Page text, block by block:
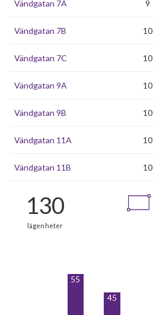
Vändgatan 7A 9
Vändgatan 7B 10
Vändgatan 7C 10
Vändgatan 9A 10
Vändgatan 9B 10
Vändgatan 11A 10
Vändgatan 11B 10
55
45